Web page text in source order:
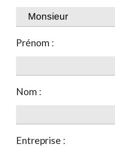
Prénom :
Nom :
Entreprise :